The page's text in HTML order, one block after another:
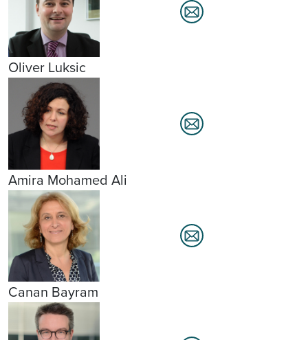
Oliver Luksic
Amira Mohamed Ali
Canan Bayram